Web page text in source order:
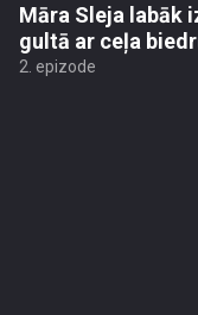
Māra Sleja labāk
gultā ar ceļa
2. epizode